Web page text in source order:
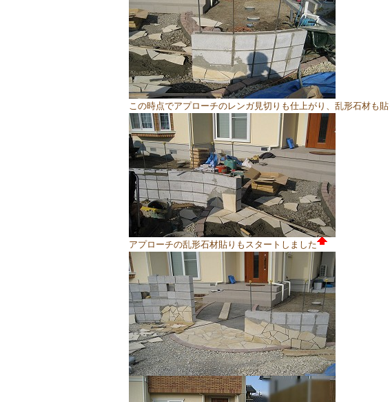
この時点でアプローチのレンガ見切りも仕上がり、乱形石材も
アプローチの乱形石材貼りもスタートしました